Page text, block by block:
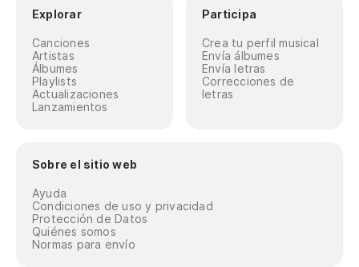
Explorar
Canciones
Artistas
Álbumes
Playlists
Actualizaciones
Lanzamientos
Participa
Crea tu perfil musical
Envía álbumes
Envía letras
Correcciones de
letras
Sobre el sitio web
Ayuda
Condiciones de uso y privacidad
Protección de Datos
Quiénes somos
Normas para envío